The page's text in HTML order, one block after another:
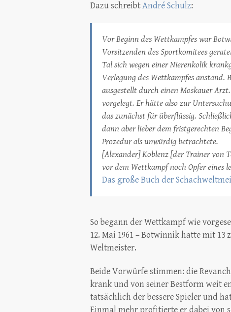
Dazu schreibtAndré Schulz:
Vor Beginn des Wettkampfes war
Vorsitzenden des Sportkomitees
Tal sich wegen einer Nierenkolik
Verlegung des Wettkampfes
ausgestellt durch einen Moskauer
vorgelegt. Er hätte also zur
das zunächst für überflüssig.
dann aber lieber dem fristgerechten
Prozedur als unwürdig betrachtete.
[Alexander] Koblenz [der Trainer von
vor dem Wettkampf noch Opfer eines
Das große Buch der
So begann der Wettkampf wie
12. Mai 1961 – Botwinnik hatte mit
Weltmeister.
Beide Vorwürfe stimmen: die
krank und von seiner Bestform weit
tatsächlich der bessere Spieler und
Einmal mehr profitierte er dabei von